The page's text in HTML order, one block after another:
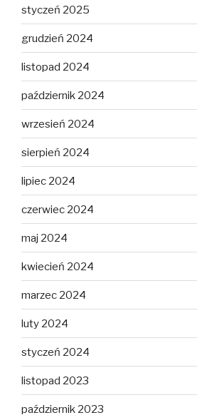
styczeń 2025
grudzień 2024
listopad 2024
październik 2024
wrzesień 2024
sierpień 2024
lipiec 2024
czerwiec 2024
maj 2024
kwiecień 2024
marzec 2024
luty 2024
styczeń 2024
listopad 2023
październik 2023